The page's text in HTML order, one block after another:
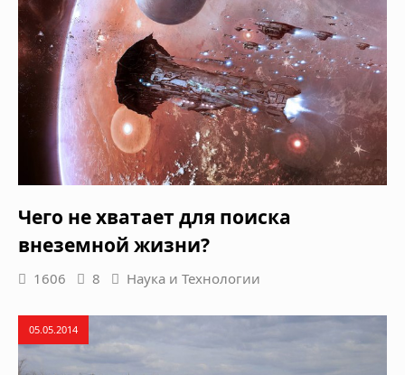
Чего не хватает для поиска
внеземной жизни?
1606 8 Наука и Технологии
05.05.2014